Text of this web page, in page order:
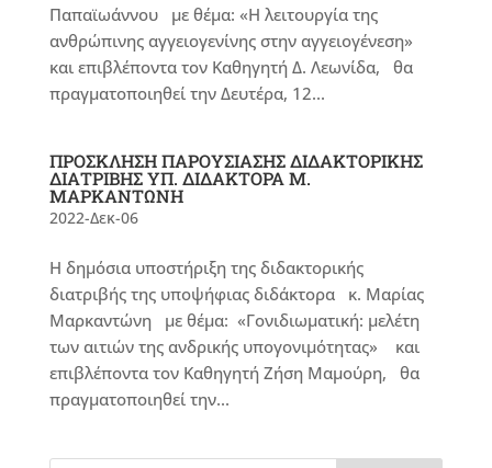
Παπαϊωάννου με θέμα: «Η λειτουργία της
ανθρώπινης αγγειογενίνης στην αγγειογένεση»
και επιβλέποντα τον Καθηγητή Δ. Λεωνίδα, θα
πραγματοποιηθεί την Δευτέρα, 12...
ΠΡΟΣΚΛΗΣΗ ΠΑΡΟΥΣΙΑΣΗΣ ΔΙΔΑΚΤΟΡΙΚΗΣ
ΔΙΑΤΡΙΒΗΣ ΥΠ. ΔΙΔΑΚΤΟΡΑ Μ.
ΜΑΡΚΑΝΤΩΝΗ
2022-Δεκ-06
Η δημόσια υποστήριξη της διδακτορικής
διατριβής της υποψήφιας διδάκτορα κ. Μαρίας
Μαρκαντώνη με θέμα: «Γονιδιωματική: μελέτη
των αιτιών της ανδρικής υπογονιμότητας» και
επιβλέποντα τον Καθηγητή Ζήση Μαμούρη, θα
πραγματοποιηθεί την...